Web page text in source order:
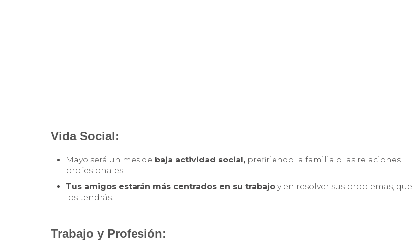
Vida Social:
Mayo será un mes de baja actividad social, prefiriendo la familia o las relaciones
profesionales.
Tus amigos estarán más centrados en su trabajo y en resolver sus problemas, que
los tendrás.
Trabajo y Profesión: